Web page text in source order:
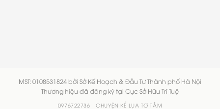
MST: 0108531824 bởi Sở Kế Hoạch & Đầu Tư Thành phố Hà Nội
Thương hiệu đã đăng ký tại Cục Sở Hữu Trí Tuệ
0976722736 CHUYỆN KỂ LỤA TƠ TẰM